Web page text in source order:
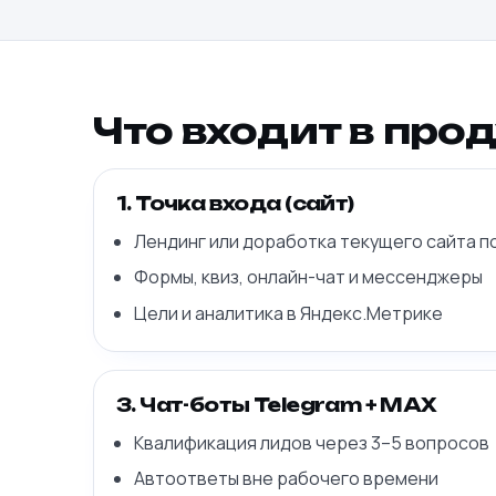
Что входит в
1. Точка входа (сайт)
Лендинг или доработка текущего сайта
Формы, квиз, онлайн-чат и мессенджеры
Цели и аналитика в Яндекс.Метрике
3. Чат-боты Telegram + MAX
Квалификация лидов через 3–5 вопросов
Автоответы вне рабочего времени